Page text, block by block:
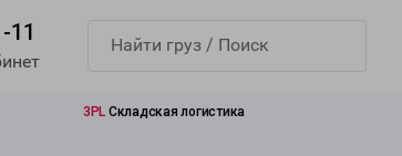
11
3PL Складская логистика